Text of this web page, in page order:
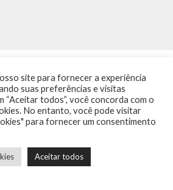
USO / POLÍTICA DE PRIVACIDADE
site para fornecer a experiência
suas preferências e visitas
“Aceitar todos”, você concorda com o
No entanto, você pode visitar
para fornecer um consentimento
Aceitar todos